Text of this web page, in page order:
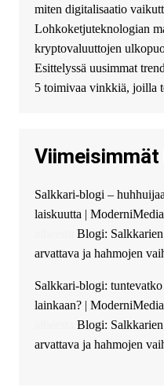
безопасный источник
финансовой помощи. Вы
можете получить
финансирование в долг
избыточных вопросов и
документов? Тогда
guest_4889 :Cmon
The Admin: High five!
successfully installed
Ajax Chat.
miten digitalisaatio
Lohkoketjuteknologian
kryptovaluuttojen
Esittelyssä uusimmat
5 toimivaa vinkkiä, joilla
Salkkari-blogi –
laiskuutta |
Blogi:
arvattava ja hahmojen
Salkkari-blogi:
lainkaan? |
Blogi:
arvattava ja hahmojen